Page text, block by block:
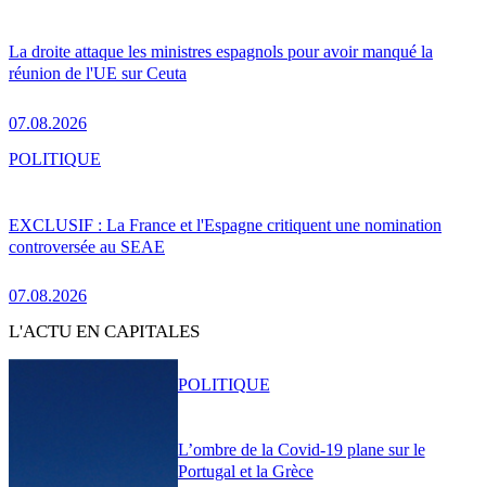
La droite attaque les ministres espagnols pour avoir manqué la
réunion de l'UE sur Ceuta
07.08.2026
EXCLUSIF : La France et l'Espagne critiquent une nomination
controversée au SEAE
07.08.2026
POLITIQUE
L'ACTU EN CAPITALES
L’ombre de la Covid-19 plane sur le
Portugal et la Grèce
POLITIQUE